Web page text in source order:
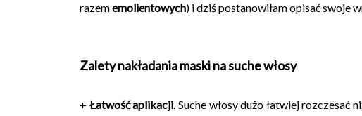
razememolientowych) i dziś postanowiłam opisać swoje
Zalety nakładania maski na suche włosy
+ Łatwość aplikacji. Suche włosy dużo łatwiej rozczesać